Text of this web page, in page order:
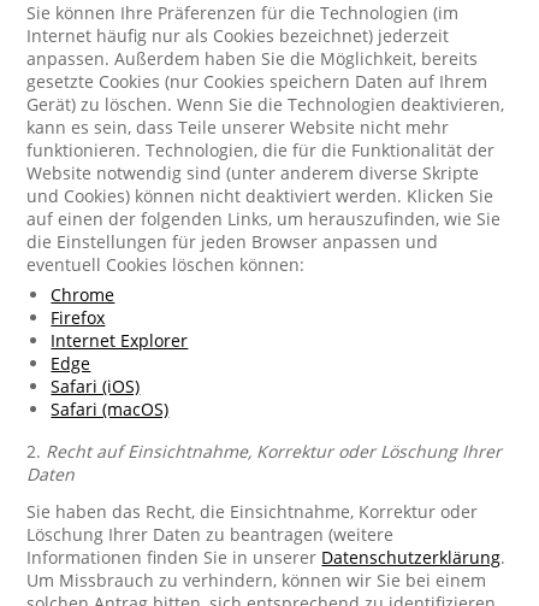
Sie können Ihre Präferenzen für die Technologien (im
Internet häufig nur als Cookies bezeichnet) jederzeit
anpassen. Außerdem haben Sie die Möglichkeit, bereits
gesetzte Cookies (nur Cookies speichern Daten auf Ihrem
Gerät) zu löschen. Wenn Sie die Technologien deaktivieren,
kann es sein, dass Teile unserer Website nicht mehr
funktionieren. Technologien, die für die Funktionalität der
Website notwendig sind (unter anderem diverse Skripte
und Cookies) können nicht deaktiviert werden. Klicken Sie
auf einen der folgenden Links, um herauszufinden, wie Sie
die Einstellungen für jeden Browser anpassen und
eventuell Cookies löschen können:
Chrome
Firefox
Internet Explorer
Edge
Safari (iOS)
Safari (macOS)
2. Recht auf Einsichtnahme, Korrektur oder Löschung Ihrer
Daten
Sie haben das Recht, die Einsichtnahme, Korrektur oder
Löschung Ihrer Daten zu beantragen (weitere
Informationen finden Sie in unserer Datenschutzerklärung.
Um Missbrauch zu verhindern, können wir Sie bei einem